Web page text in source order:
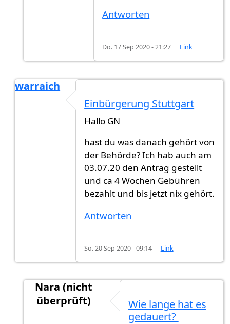
Antworten
Do. 17 Sep 2020 - 21:27 Link
warraich
Ich habe am 20.09.2020…von
Einbürgerung Stuttgart
Hallo GN
hast du was danach gehört von
der Behörde? Ich hab auch am
03.07.20 den Antrag gestellt
und ca 4 Wochen Gebühren
bezahlt und bis jetzt nix gehört.
Antworten
So. 20 Sep 2020 - 09:14 Link
Nara (nicht
überprüft)
Einbürgerung Stuttgartvon
Wie lange hat es
gedauert?